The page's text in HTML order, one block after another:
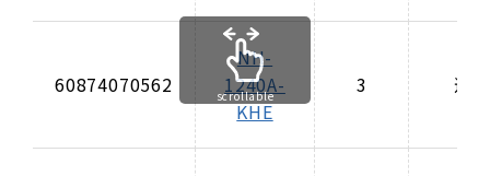
60874070562
NH-
1240A-
KHE
3 適合
scrollable